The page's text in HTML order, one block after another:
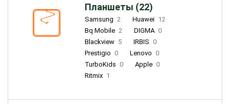
Планшеты (22)
Samsung 2 Huawei 12
Bq Mobile 2 DIGMA 0
Blackview 5 IRBIS 0
Prestigio 0 Lenovo 0
TurboKids 0 Apple 0
Ritmix 1